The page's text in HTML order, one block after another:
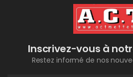
Inscrivez-vous à
Restez informé de nos